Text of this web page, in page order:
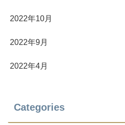
2022年10月
2022年9月
2022年4月
Categories